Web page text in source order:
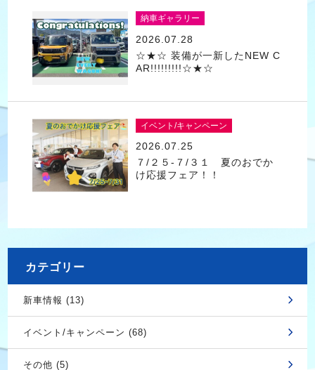
納車ギャラリー
2026.07.28
☆★☆ 装備が一新したNEW C
AR!!!!!!!!!☆★☆
イベント/キャンペーン
2026.07.25
７/２５-７/３１ 夏のおでか
け応援フェア！！
カテゴリー
新車情報 (13)
イベント/キャンペーン (68)
その他 (5)